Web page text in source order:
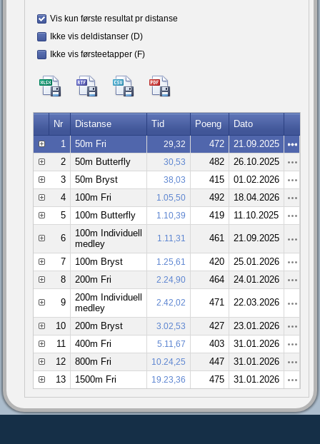
Vis kun første resultat pr distanse
Ikke vis deldistanser (D)
Ikke vis førsteetapper (F)
Nr Distanse Tid Poeng
Dato
1
50m Fri 29,32 472
21.09.2025
2
50m Butterfly 30,53 482
26.10.2025
3
50m Bryst 38,03 415
01.02.2026
4
100m Fri 1.05,50 492
18.04.2026
5
100m Butterfly 1.10,39 419 11.10.2025
6
100m Individuell
medley
1.11,31 461 21.09.2025
7 100m Bryst 1.25,61 420
25.01.2026
8
200m Fri 2.24,90 464 24.01.2026
9
200m Individuell
medley
2.42,02 471 22.03.2026
10 200m Bryst 3.02,53 427
23.01.2026
11
400m Fri 5.11,67 403
31.01.2026
12
800m Fri 10.24,25 447
31.01.2026
13
1500m Fri 19.23,36 475 31.01.2026